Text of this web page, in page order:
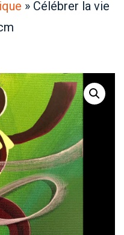
» Célébrer la vie